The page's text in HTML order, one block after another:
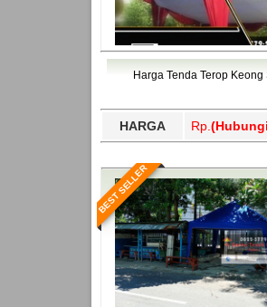
Harga Tenda Terop Keong
HARGA Rp.
BEST SELLER